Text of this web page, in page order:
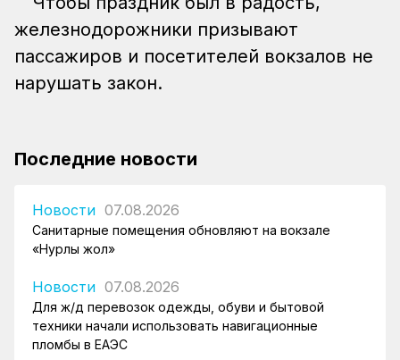
железнодорожники призывают
пассажиров и посетителей вокзалов не
нарушать закон.
Последние новости
Новости 07.08.2026
Санитарные помещения обновляют на вокзале
«Нурлы жол»
Новости 07.08.2026
Для ж/д перевозок одежды, обуви и бытовой
техники начали использовать навигационные
пломбы в ЕАЭС